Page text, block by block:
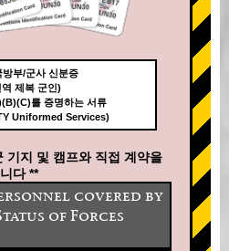
방부/군사 신분증
제복 군인)
를 증명하는 서류
Uniformed Services)
기지 및 캠프와 직접 계약을
다 **
covered by
of Forces